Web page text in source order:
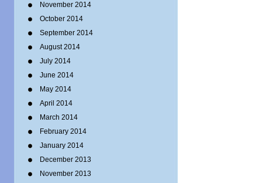
November 2014
October 2014
September 2014
August 2014
July 2014
June 2014
May 2014
April 2014
March 2014
February 2014
January 2014
December 2013
November 2013